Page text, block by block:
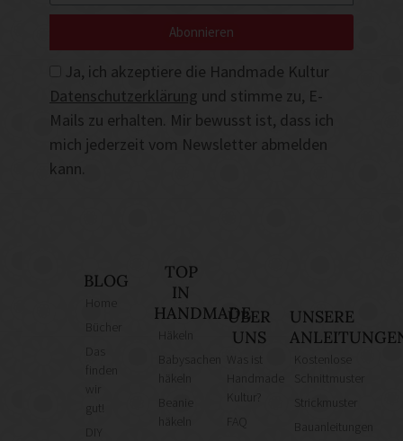
Ja, ich akzeptiere die Handmade Kultur
Datenschutzerklärung und stimme zu, E-
Mails zu erhalten. Mir bewusst ist, dass ich
mich jederzeit vom Newsletter abmelden
kann.
Abonnieren
BLOG
finden
gut!
TOP
IN
HANDMADE
häkeln
ÜBER
UNS
Was ist
Kultur?
UNSERE
Kostenlose
Schnittmuster
Strickmuster
Bauanleitungen